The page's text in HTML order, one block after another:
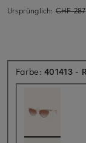
Ursprünglich: CHF 287
Farbe:401413 -